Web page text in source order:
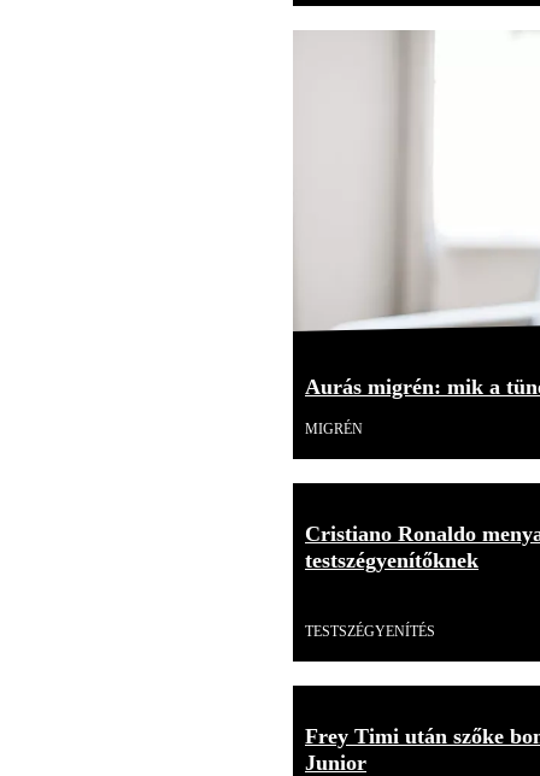
Aurás migrén: mik a
MIGRÉN
Cristiano Ronaldo
testszégyenítőknek
TESTSZÉGYENÍTÉS
Frey Timi után szőke
Junior